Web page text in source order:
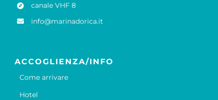
canale VHF 8
info@marinadorica.it
ACCOGLIENZA/INFO
Come arrivare
Hotel